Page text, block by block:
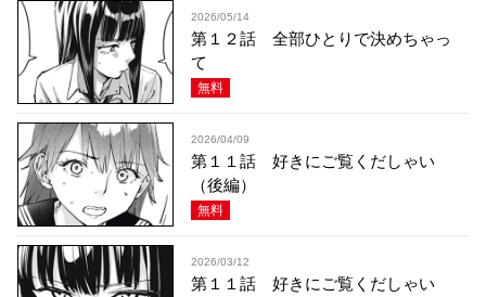
2026/05/14
第１２話 全部ひとりで決めちゃっ
て
無料
2026/04/09
第１１話 好きにご覧くだしゃい
（後編）
無料
2026/03/12
第１１話 好きにご覧くだしゃい